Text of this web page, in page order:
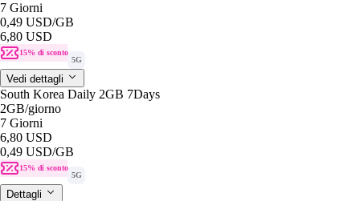
7 Giorni
0,49 USD/GB
6,80 USD
15% di sconto
5G
Vedi dettagli
South Korea Daily 2GB 7Days
2GB/giorno
7 Giorni
6,80 USD
0,49 USD/GB
15% di sconto
5G
Dettagli